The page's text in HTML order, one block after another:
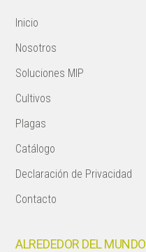
Inicio
Nosotros
Soluciones MIP
Cultivos
Plagas
Catálogo
Declaración de Privacidad
Contacto
ALREDEDOR DEL MUNDO